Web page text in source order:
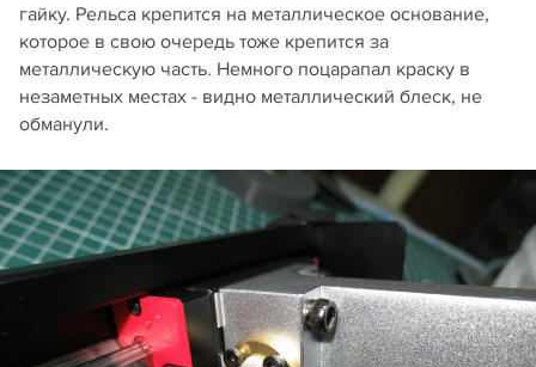
гайку. Рельса крепится на металлическое основание,
которое в свою очередь тоже крепится за
металлическую часть. Немного поцарапал краску в
незаметных местах - видно металлический блеск, не
обманули.